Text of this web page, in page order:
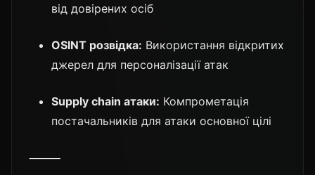
від довірених осіб
OSINT розвідка: Використання відкритих
джерел для персоналізації атак
Supply chain атаки: Компрометація
постачальників для атаки основної цілі
⸻